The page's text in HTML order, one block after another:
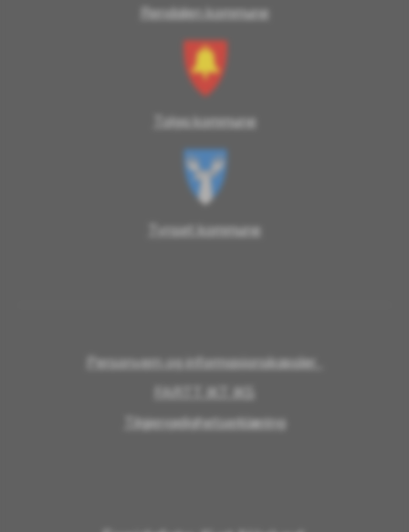
Rendalen kommune
Tolga kommune
Tynset kommune
Personvern og informasjonskapsler
FARTT IKT IKS
Tilgjengelighetserklæring